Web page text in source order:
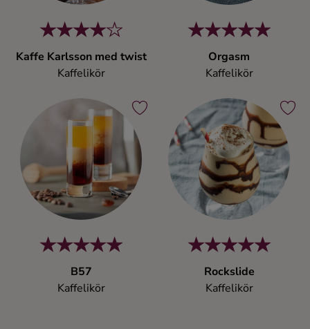
Kaffe Karlsson med twist
Kaffelikör
Orgasm
Kaffelikör
B57
Kaffelikör
Rockslide
Kaffelikör